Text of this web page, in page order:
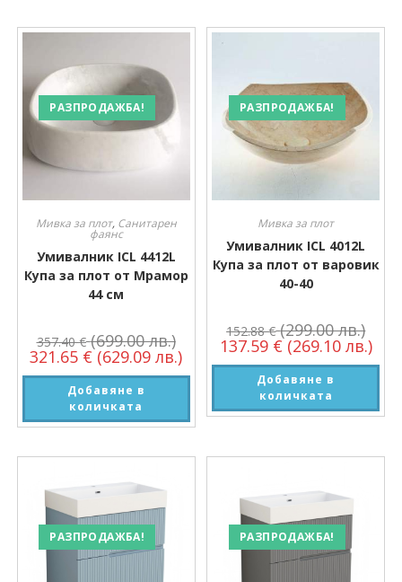
РАЗПРОДАЖБА!
Мивка за плот, Санитарен
фаянс
Умивалник ICL 4412L
Купа за плот от Мрамор
44 см
357.40€ (699.00 лв.)
321.65 € (629.09 лв.)
Добавяне в
количката
РАЗПРОДАЖБА!
Мивка за плот
Умивалник ICL 4012L
Купа за плот от варовик
40-40
152.88€ (299.00 лв.)
137.59 € (269.10 лв.)
Добавяне в
количката
РАЗПРОДАЖБА! РАЗПРОДАЖБА!